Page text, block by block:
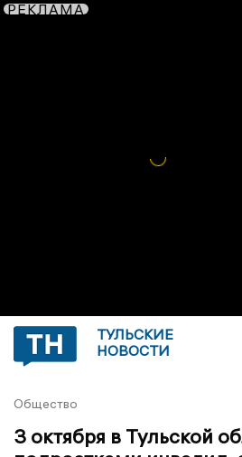
РЕКЛАМА
ТУЛЬСКИЕ
НОВОСТИ
Общество
3 октября в Тульской